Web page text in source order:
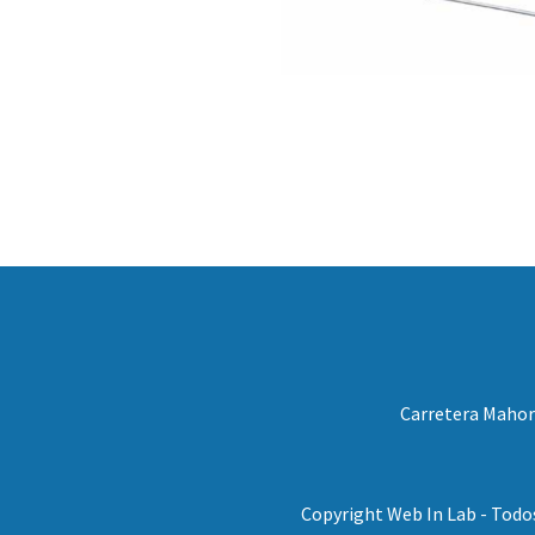
Carretera
Copyright Web In Lab -